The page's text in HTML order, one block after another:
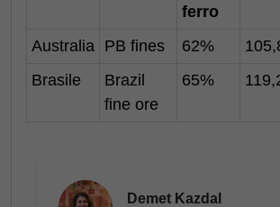
ferro
Australia PB fines 62%
Brasile
Brazil
fine ore
65%
Demet Kazdal